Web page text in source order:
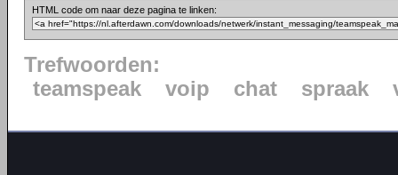
HTML code om naar deze pagina te linken:
Trefwoorden:
teamspeak
voip chat spraak